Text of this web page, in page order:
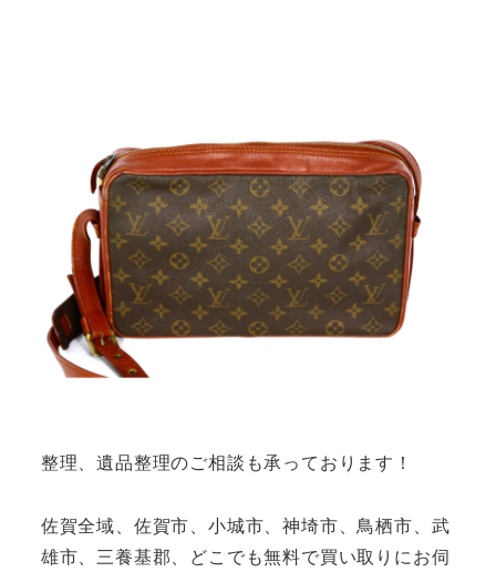
整理、遺品整理のご相談も承っております！
佐賀全域、佐賀市、小城市、神埼市、鳥栖市、武
雄市、三養基郡、どこでも無料で買い取りにお伺